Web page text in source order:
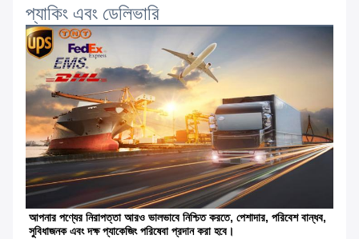
প্যাকিং এবং ডেলিভারি
আপনার পণ্যের নিরাপত্তা আরও ভালভাবে নিশ্চিত করতে, পেশাদার, পরিবেশ বান্ধব,
সুবিধাজনক এবং দক্ষ প্যাকেজিং পরিষেবা প্রদান করা হবে।